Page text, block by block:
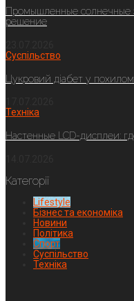
Промышленные солнечные
решение
Суспільство
Цукровий діабет у
Техніка
Настенные LCD-дисплеи:
Категорії
Lifestyle
Бізнес та економіка
Новини
Політика
Спорт
Суспільство
Техніка